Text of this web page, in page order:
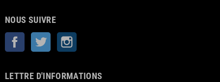
NOUS SUIVRE
Facebook Twitter
LETTRE D'INFORMATIONS